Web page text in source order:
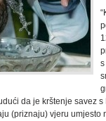
da je krštenje savez
(priznaju) vjeru umjesto